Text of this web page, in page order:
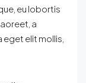
eu lobortis
a
elit mollis,